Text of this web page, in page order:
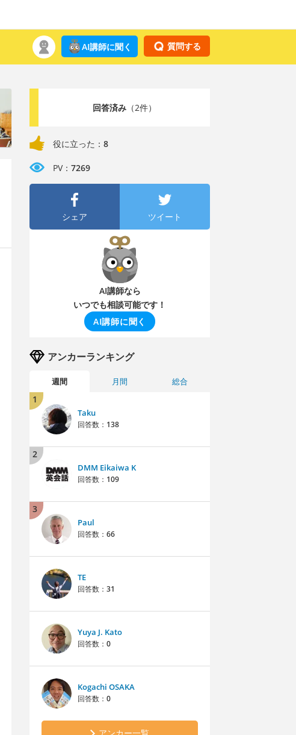
質問する
AI講師に聞く
回答済み（2件）
役に立った： 8
PV： 7269
シェア ツイート
AI講師なら
いつでも相談可能です！
AI講師に聞く
アンカーランキング
週間 月間 総合
1
Taku
回答数： 138
2
DMM Eikaiwa K
回答数： 109
3
Paul
回答数： 66
TE
回答数： 31
Yuya J. Kato
回答数： 0
Kogachi OSAKA
回答数： 0
アンカー一覧